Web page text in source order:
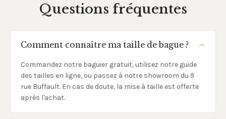
Questions fréquentes
Comment connaître ma taille de bague ?
Commandez notre baguier gratuit, utilisez notre guide
des tailles en ligne, ou passez à notre showroom du 9
rue Buffault. En cas de doute, la mise à taille est offerte
après l'achat.